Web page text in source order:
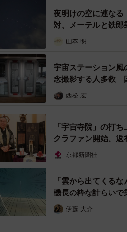
夜明けの空に連なる
対、メーテルと鉄
山本 明
宇宙ステーション風
念撮影する人多数
西松 宏
「宇宙寺院」の打
クラファン開始、返
京都新聞社
「雲から出てくる
機長の粋な計らいで
伊藤 大介